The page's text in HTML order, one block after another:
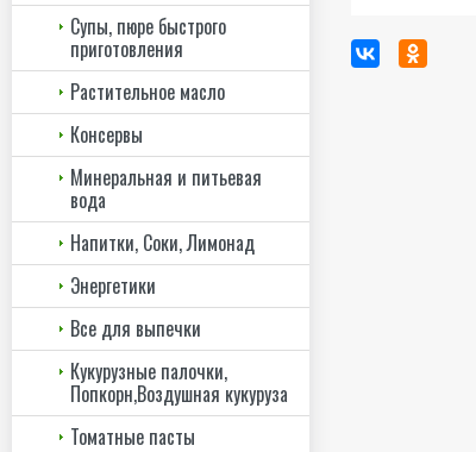
Супы, пюре быстрого
приготовления
Растительное масло
Консервы
Минеральная и питьевая
вода
Напитки, Соки, Лимонад
Энергетики
Все для выпечки
Кукурузные палочки,
Попкорн,Воздушная кукуруза
Томатные пасты